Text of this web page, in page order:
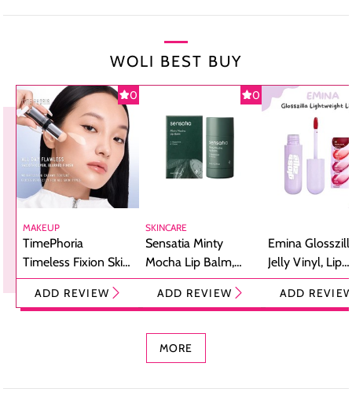
WOLI BEST BUY
0
MAKEUP
TimePhoria
Timeless Fixion Skin
Tint Stick,
Foundation dan
ADD REVIEW
0
SKINCARE
Sensatia Minty
Mocha Lip Balm,
Pelembap Bibir
dengan Aroma
ADD REVIEW
Emina
Jelly Vinyl, Lip
Cream Glossy
Ringan
ADD
MORE